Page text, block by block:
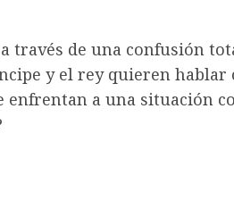
través de una confusión
y el rey quieren hablar
enfrentan a una situación